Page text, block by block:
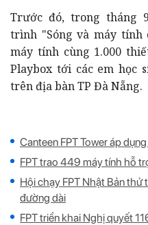
Trước đó, trong tháng
trình "Sóng và máy tính
máy tính cùng 1.000
Playbox tới các em học
trên địa bàn TP Đà Nẵng.
Canteen FPT Tower áp
FPT trao 449 máy tính hỗ
Hội chạy FPT Nhật Bản
đường dài
FPT triển khai Nghị quyết